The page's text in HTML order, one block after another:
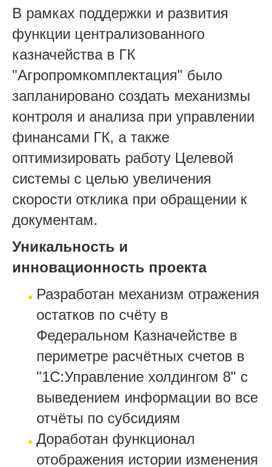
В рамках поддержки и развития
функции централизованного
казначейства в ГК
"Агропромкомплектация" было
запланировано создать механизмы
контроля и анализа при управлении
финансами ГК, а также
оптимизировать работу Целевой
системы с целью увеличения
скорости отклика при обращении к
документам.
Уникальность и
инновационность проекта
Разработан механизм отражения
остатков по счёту в
Федеральном Казначействе в
периметре расчётных счетов в
"1С:Управление холдингом 8" с
выведением информации во все
отчёты по субсидиям
Доработан функционал
отображения истории изменения